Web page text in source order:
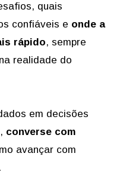
quais
confiáveis e onde a
rápido, sempre
realidade do
em decisões
converse com
avançar com